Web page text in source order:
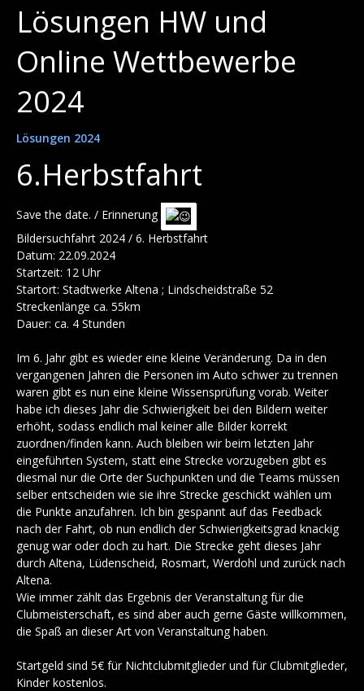
Lösungen HW und
Online Wettbewerbe
2024
Lösungen 2024
6.Herbstfahrt
Save the date. / Erinnerung
Bildersuchfahrt 2024 / 6. Herbstfahrt
Datum: 22.09.2024
Startzeit: 12 Uhr
Startort: Stadtwerke Altena ; Lindscheidstraße 52
Streckenlänge ca. 55km
Dauer: ca. 4 Stunden
Im 6. Jahr gibt es wieder eine kleine Veränderung. Da in den
vergangenen Jahren die Personen im Auto schwer zu trennen
waren gibt es nun eine kleine Wissensprüfung vorab. Weiter
habe ich dieses Jahr die Schwierigkeit bei den Bildern weiter
erhöht, sodass endlich mal keiner alle Bilder korrekt
zuordnen/finden kann. Auch bleiben wir beim letzten Jahr
eingeführten System, statt eine Strecke vorzugeben gibt es
diesmal nur die Orte der Suchpunkten und die Teams müssen
selber entscheiden wie sie ihre Strecke geschickt wählen um
die Punkte anzufahren. Ich bin gespannt auf das Feedback
nach der Fahrt, ob nun endlich der Schwierigkeitsgrad knackig
genug war oder doch zu hart. Die Strecke geht dieses Jahr
durch Altena, Lüdenscheid, Rosmart, Werdohl und zurück nach
Altena.
Wie immer zählt das Ergebnis der Veranstaltung für die
Clubmeisterschaft, es sind aber auch gerne Gäste willkommen,
die Spaß an dieser Art von Veranstaltung haben.
Startgeld sind 5€ für Nichtclubmitglieder und für Clubmitglieder,
Kinder kostenlos.